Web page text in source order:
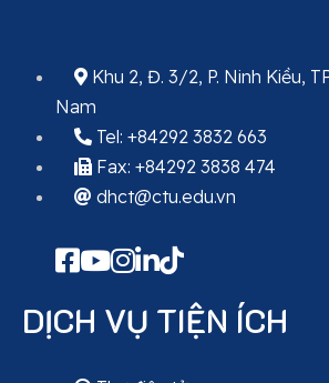
Khu 2, Đ. 3/2, P. Ninh Kiều,
Nam
Tel: +84292 3832 663
Fax: +84292 3838 474
dhct@ctu.edu.vn
DỊCH VỤ TIỆN ÍCH